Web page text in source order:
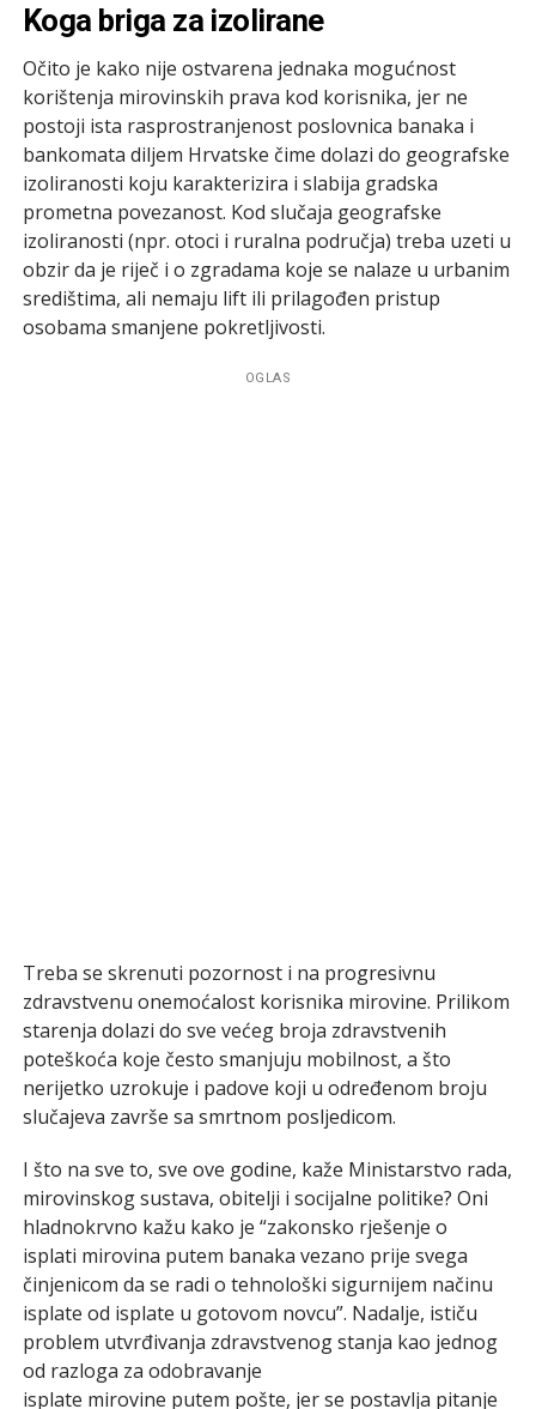
Koga briga za izolirane
Očito je kako nije ostvarena jednaka mogućnost
korištenja mirovinskih prava kod korisnika, jer ne
postoji ista rasprostranjenost poslovnica banaka i
bankomata diljem Hrvatske čime dolazi do geografske
izoliranosti koju karakterizira i slabija gradska
prometna povezanost. Kod slučaja geografske
izoliranosti (npr. otoci i ruralna područja) treba uzeti u
obzir da je riječ i o zgradama koje se nalaze u urbanim
središtima, ali nemaju lift ili prilagođen pristup
osobama smanjene pokretljivosti.
OGLAS
Treba se skrenuti pozornost i na progresivnu
zdravstvenu onemoćalost korisnika mirovine. Prilikom
starenja dolazi do sve većeg broja zdravstvenih
poteškoća koje često smanjuju mobilnost, a što
nerijetko uzrokuje i padove koji u određenom broju
slučajeva završe sa smrtnom posljedicom.
I što na sve to, sve ove godine, kaže Ministarstvo rada,
mirovinskog sustava, obitelji i socijalne politike? Oni
hladnokrvno kažu kako je “zakonsko rješenje o
isplati mirovina putem banaka vezano prije svega
činjenicom da se radi o tehnološki sigurnijem načinu
isplate od isplate u gotovom novcu”. Nadalje, ističu
problem utvrđivanja zdravstvenog stanja kao jednog
od razloga za odobravanje
isplate mirovine putem pošte, jer se postavlja pitanje